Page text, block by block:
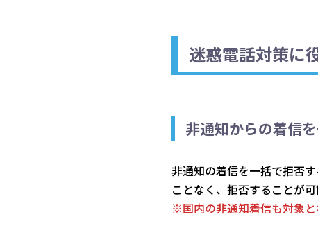
迷惑電話対策に
非通知からの着信
非通知の着信を一括で拒否
ことなく、拒否することが可
※国内の非通知着信も対象と